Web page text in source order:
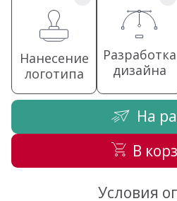
Нанесение
логотипа
Разработка
дизайна
На
В
Условия